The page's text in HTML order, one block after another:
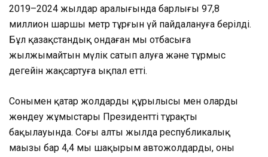
2019–2024 жылдар аралығында барлығы 97,8
миллион шаршы метр тұрғын үй пайдалануға берілді.
Бұл қазақстандық ондаған мың отбасыға
жылжымайтын мүлік сатып алуға және тұрмыс
деңгейін жақсартуға ықпал етті.
Сонымен қатар жолдардың құрылысы мен оларды
жөндеу жұмыстары Президенттің тұрақты
бақылауында. Соңғы алты жылда республикалық
маңызы бар 4,4 мың шақырым автожолдарды, оның